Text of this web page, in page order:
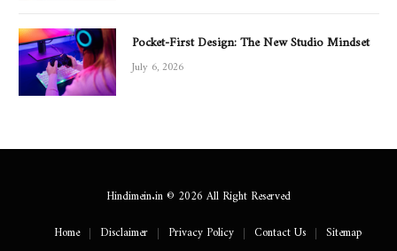
Pocket-First Design: The New Studio Mindset
July 6, 2026
Hindimein.in © 2026 All Right Reserved
Home
Disclaimer Privacy Policy Contact Us Sitemap